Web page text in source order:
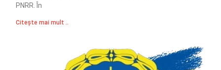
PNRR. În
Citește mai mult ..